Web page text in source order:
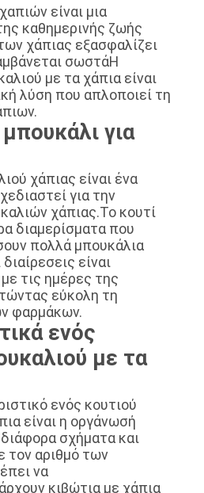
είναι μια
καθημερινής ζωής
χάπιας εξασφαλίζει
σωστάΗ
με τα χάπια είναι
λύση που απλοποιεί τη
μπουκάλι για
χάπιας είναι ένα
για την
χάπιας.Το κουτί
διαμερίσματα που
πολλά μπουκάλια
είναι
τις ημέρες της
εύκολη τη
φαρμάκων.
ενός
με τα
ενός κουτιού
είναι η οργάνωσή
σχήματα και
τον αριθμό των
να
κιβώτια με χάπια